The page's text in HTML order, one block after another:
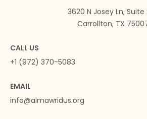
3620 N Josey Ln, Suite
Carrollton, TX
CALL US
+1 (972) 370-5083
EMAIL
info@almawridus.org